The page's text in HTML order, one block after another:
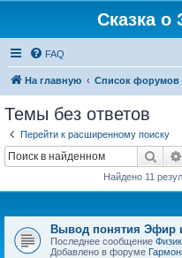
Сказка о
FAQ
На главную Список форумов
Темы без ответов
Перейти к расширенному поиску
Найдено 11
Вывод понятия Эфир
Последнее сообщение Физик
Добавлено в форуме